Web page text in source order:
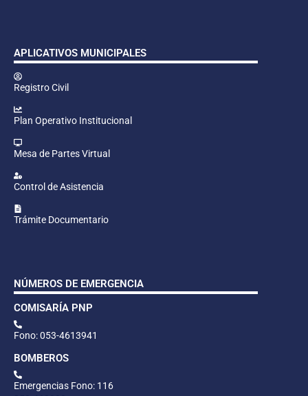
APLICATIVOS MUNICIPALES
Registro Civil
Plan Operativo Institucional
Mesa de Partes Virtual
Control de Asistencia
Trámite Documentario
NÚMEROS DE EMERGENCIA
COMISARÍA PNP
Fono: 053-4613941
BOMBEROS
Emergencias Fono: 116